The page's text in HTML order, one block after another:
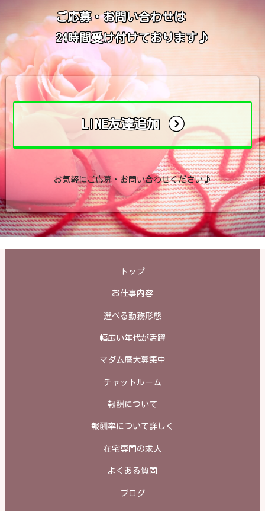
ご応募・お問い合わせは
24時間受け付けております♪
LINE友達追加
お気軽にご応募・お問い合わせください♪
トップ
お仕事内容
選べる勤務形態
幅広い年代が活躍
マダム層大募集中
チャットルーム
報酬について
報酬率について詳しく
在宅専門の求人
よくある質問
ブログ